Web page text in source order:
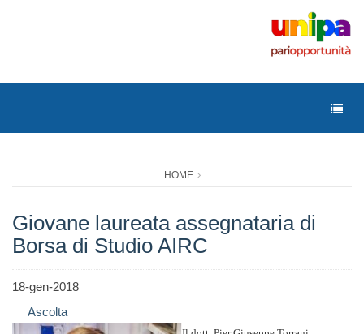
HOME
Giovane laureata assegnataria di
Borsa di Studio AIRC
18-gen-2018
Ascolta